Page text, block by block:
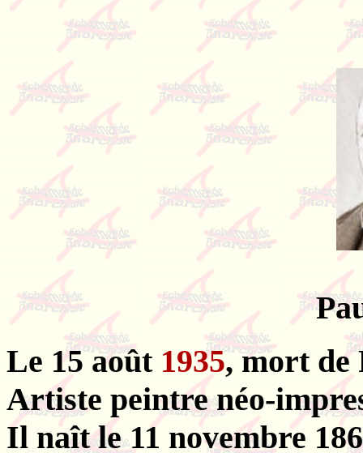
Le 15 août 1935, mort de
Artiste peintre néo-
Il naît le 11 novembre